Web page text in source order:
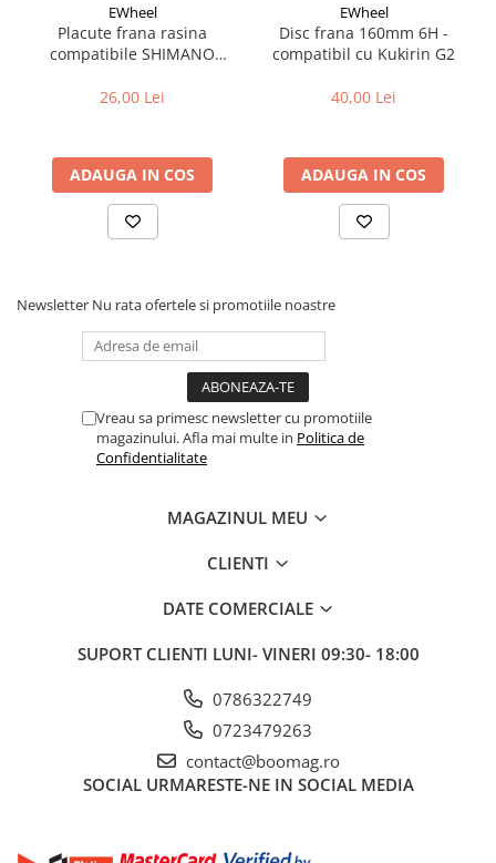
Placute frana bicicleta
Discuri frana bicicleta
Adaptoare frana bicicleta
Frane pe janta
Accesorii frane bicicleta
Roti bicicleta
Accesorii butuci
Jante bicicleta
Sei si tija sa bicicleta
Tija sa bicicleta
Butuci pedalieri
Schimbator de viteze bicicleta
Schimbatoare spate
Manete frana bicicleta
EWheel
Placute frana rasina
compatibile SHIMANO
G2/G4 2025)
26,00 Lei
ADAUGA IN COS
EWheel
Disc frana 160mm 6H -
compatibil cu Kukirin G2
40,00 Lei
ADAUGA IN COS
Newsletter Nu rata ofertele si promotiile noastre
Vreau sa primesc newsletter cu promotiile
magazinului. Afla mai multe in Politica de
Confidentialitate
MAGAZINUL MEU
CLIENTI
DATE COMERCIALE
SUPORT CLIENTI LUNI- VINERI 09:30- 18:00
0786322749
0723479263
contact@boomag.ro
SOCIAL URMARESTE-NE IN SOCIAL MEDIA